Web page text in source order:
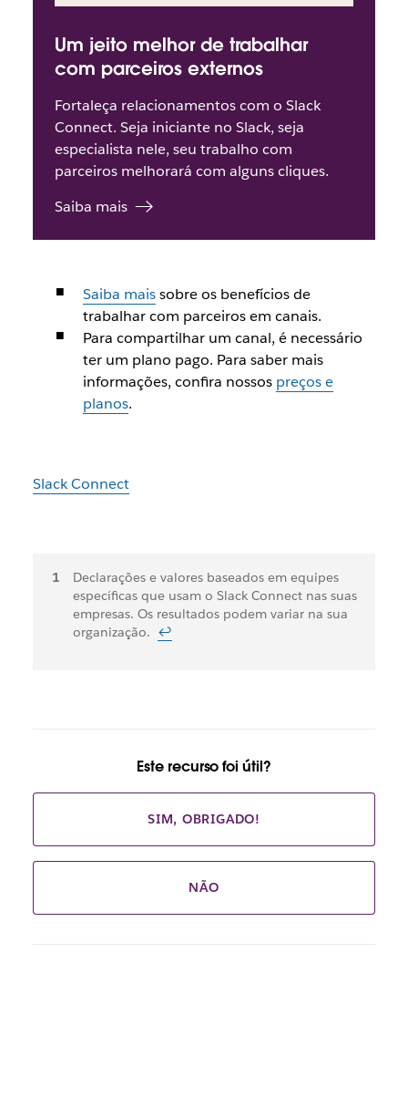
Um jeito melhor de trabalhar
com parceiros externos
Fortaleça relacionamentos com o Slack
Connect. Seja iniciante no Slack, seja
especialista nele, seu trabalho com
parceiros melhorará com alguns cliques.
Saiba mais
Saiba maissobre os benefícios de
trabalhar com parceiros em canais.
Para compartilhar um canal, é necessário
ter um plano pago. Para saber mais
informações, confira nossos preços e
planos.
Slack Connect
Notas
de
rodapé
Declarações e valores baseados em equipes
específicas que usam o Slack Connect nas suas
empresas. Os resultados podem variar na sua
organização. ↩
Este recurso foi útil?
SIM, OBRIGADO!
NÃO